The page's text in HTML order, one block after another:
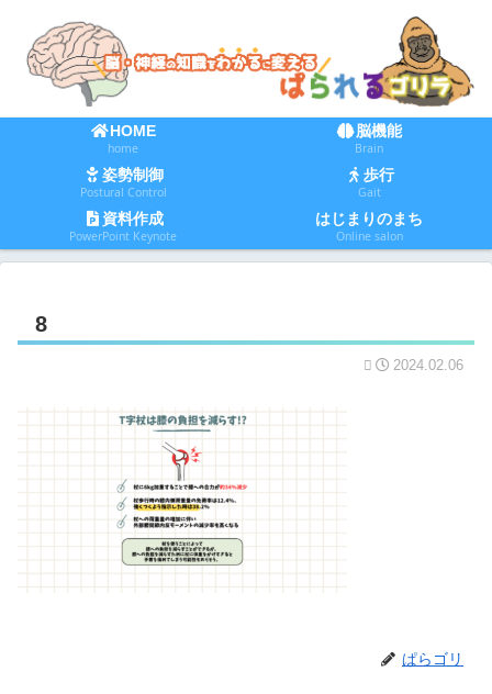
HOME
home
脳機能
Brain
姿勢制御
Postural Control
歩行
Gait
資料作成
PowerPoint Keynote
はじまりのまち
Online salon
8
2024.02.06
ぱらゴリ